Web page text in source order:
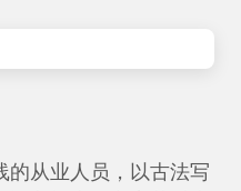
的从业人员，以古法写